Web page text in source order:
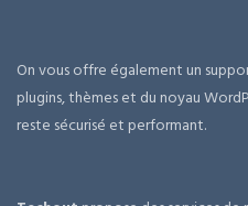
On vous offre également un
plugins, thèmes et du noyau
reste sécurisé et performant.